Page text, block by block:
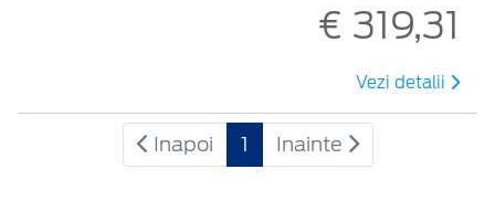
€ 319,31
Vezi detalii
Inapoi 1 Inainte